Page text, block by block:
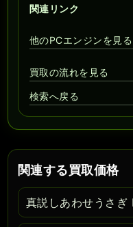
関連リンク
他のPCエンジンを見る
買取の流れを見る
検索へ戻る
関連する買取価格
真説しあわせうさぎ